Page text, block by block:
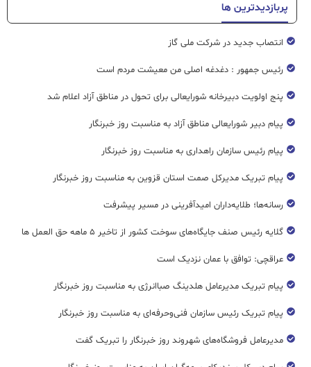
پربازدیدترین ها
انتصاب جدید در شرکت ملی گاز
رئیس جمهور : دغدغه اصلی من معیشت مردم است
پنج اولویت دبیرخانه شورایعالی برای تحول در مناطق آزاد اعلام شد
پیام دبیر شورایعالی مناطق آزاد به مناسبت روز خبرنگار
پیام رئیس سازمان راهداری به مناسبت روز خبرنگار
پیام تبریک مدیرکل صمت استان قزوین به مناسبت روز خبرنگار
رسانه‌ها؛ طلایه‌داران امیدآفرینی در مسیر پیشرفت
گلایه رئیس صنف جایگاه‌های سوخت کشور از تاخیر ۵ ماهه حق العمل ها
عراقچی: توافق با عمان نزدیک است
پیام تبریک مدیرعامل هلدینگ صباانرژی به مناسبت روز خبرنگار
پیام تبریک رئیس سازمان فنی‌و‌حرفه‌ای به مناسبت روز خبرنگار
مدیرعامل فروشگاه‌های شهروند روز خبرنگار را تبریک گفت